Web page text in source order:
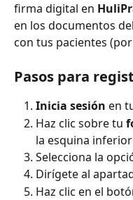
firma digital en
en los documentos
con tus pacientes
Pasos para
Inicia sesión en
Haz clic sobre tu
la esquina
Selecciona la
Dirígete al
Haz clic en el